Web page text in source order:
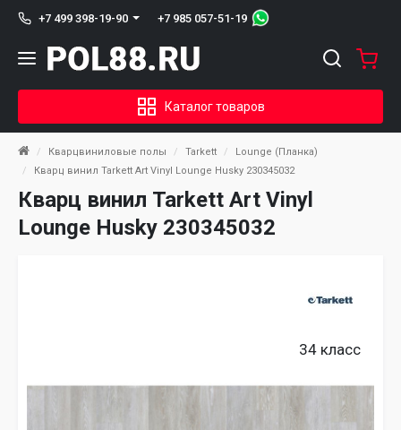
+7 499 398-19-90 +7 985 057-51-19
Каталог товаров
Кварцвиниловые полы Tarkett
Lounge (Планка)
Кварц винил Tarkett Art Vinyl Lounge Husky 230345032
Кварц винил Tarkett Art Vinyl
Lounge Husky 230345032
34 класс